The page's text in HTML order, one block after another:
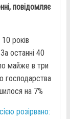
повідомляє
років
останні 40
майже в три
господарства
на 7%
розірвано: